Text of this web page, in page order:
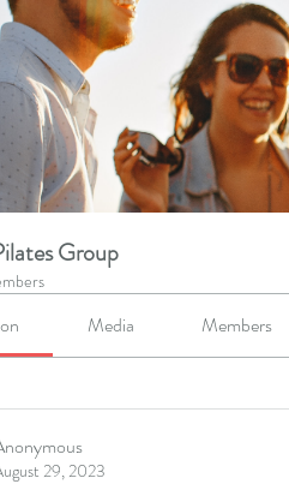
Group
Media Members
29, 2023